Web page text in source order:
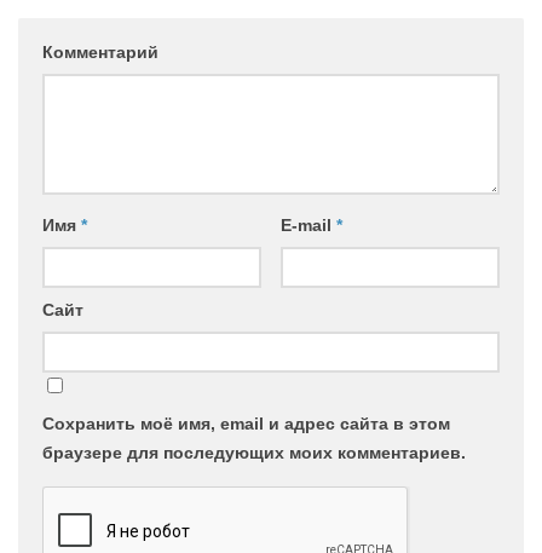
Комментарий
Имя * E-mail *
Сайт
Сохранить моё имя, email и адрес сайта в этом
браузере для последующих моих комментариев.